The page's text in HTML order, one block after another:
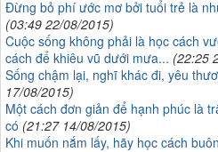
Đừng bỏ phí ước mơ bởi tuổi trẻ là
(03:49 22/08/2015)
Cuộc sống không phải là học cách
cách để khiêu vũ dưới mưa... (22:25
Sống chậm lại, nghĩ khác đi, yêu
17/08/2015)
Một cách đơn giản để hạnh phúc là
có (21:27 14/08/2015)
Khi muốn nắm lấy, hãy học cách